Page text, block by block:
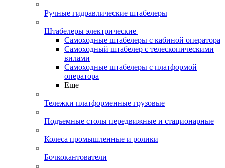
Ручные гидравлические штабелеры
Штабелеры электрические
Самоходные штабелеры с кабиной оператора
Самоходный штабелер с телескопическими
вилами
Самоходные штабелеры с платформой
оператора
Еще
Тележки платформенные грузовые
Подъемные столы передвижные и стационарные
Колеса промышленные и ролики
Бочкокантователи